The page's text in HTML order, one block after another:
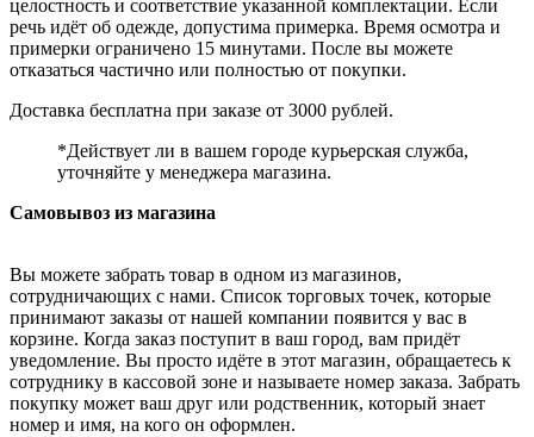
целостность и соответствие указанной комплектации. Если
речь идёт об одежде, допустима примерка. Время осмотра и
примерки ограничено 15 минутами. После вы можете
отказаться частично или полностью от покупки.
Доставка бесплатна при заказе от 3000 рублей.
*Действует ли в вашем городе курьерская служба,
уточняйте у менеджера магазина.
Самовывоз из магазина
Вы можете забрать товар в одном из магазинов,
сотрудничающих с нами. Список торговых точек, которые
принимают заказы от нашей компании появится у вас в
корзине. Когда заказ поступит в ваш город, вам придёт
уведомление. Вы просто идёте в этот магазин, обращаетесь к
сотруднику в кассовой зоне и называете номер заказа. Забрать
покупку может ваш друг или родственник, который знает
номер и имя, на кого он оформлен.